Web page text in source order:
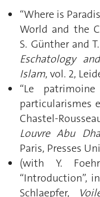
“Where is
World and the
S. Günther and
Eschatology
Islam, vol. 2,
“Le
particularismes
Chastel-
Louvre Abu
Paris, Presses
(with Y.
“Introduction”,
Schlaepfer,